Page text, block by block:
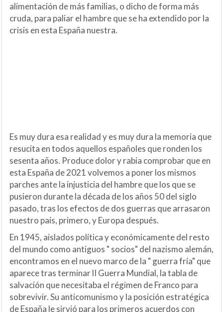
alimentación de más familias, o dicho de forma más
cruda, para paliar el hambre que se ha extendido por la
crisis en esta España nuestra.
Es muy dura esa realidad y es muy dura la memoria que
resucita en todos aquellos españoles que ronden los
sesenta años. Produce dolor y rabia comprobar que en
esta España de 2021 volvemos a poner los mismos
parches ante la injusticia del hambre que los que se
pusieron durante la década de los años 50 del siglo
pasado, tras los efectos de dos guerras que arrasaron
nuestro país, primero, y Europa después.
En 1945, aislados política y económicamente del resto
del mundo como antiguos " socios" del nazismo alemán,
encontramos en el nuevo marco de la " guerra fría" que
aparece tras terminar lI Guerra Mundial, la tabla de
salvación que necesitaba el régimen de Franco para
sobrevivir. Su anticomunismo y la posición estratégica
de España le sirvió para los primeros acuerdos con